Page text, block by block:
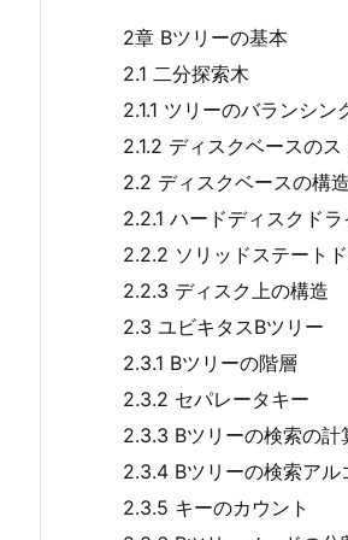
2章 Bツリーの基本
2.1 二分探索木
2.1.1 ツリーのバランシン
2.1.2 ディスクベースの
2.2 ディスクベースの構造
2.2.1 ハードディスクド
2.2.2 ソリッドステート
2.2.3 ディスク上の構造
2.3 ユビキタスBツリー
2.3.1 Bツリーの階層
2.3.2 セパレータキー
2.3.3 Bツリーの検索の計
2.3.4 Bツリーの検索アル
2.3.5 キーのカウント